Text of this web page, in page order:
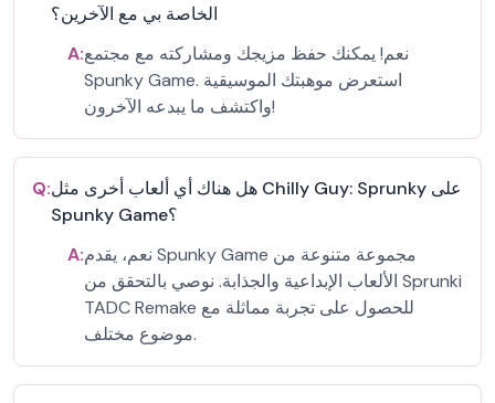
الخاصة بي مع الآخرين؟
A:نعم! يمكنك حفظ مزيجك ومشاركته مع مجتمع
Spunky Game. استعرض موهبتك الموسيقية
واكتشف ما يبدعه الآخرون!
Q:هل هناك أي ألعاب أخرى مثل Chilly Guy: Sprunky على
Spunky Game؟
A:نعم، يقدم Spunky Game مجموعة متنوعة من
الألعاب الإبداعية والجذابة. نوصي بالتحقق من Sprunki
TADC Remake للحصول على تجربة مماثلة مع
موضوع مختلف.